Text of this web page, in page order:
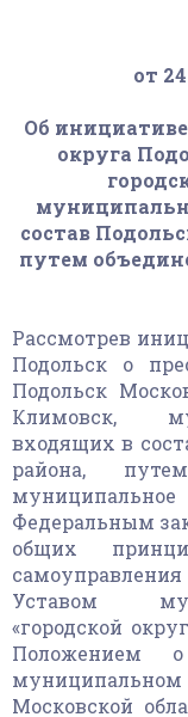
от
Об инициативе
округа
состав
путем
Рассмотрев
Подольск о
Подольск
Климовск,
входящих в
района,
муниципальное
Федеральным
общих
Уставом
«городской
Положением
Московской